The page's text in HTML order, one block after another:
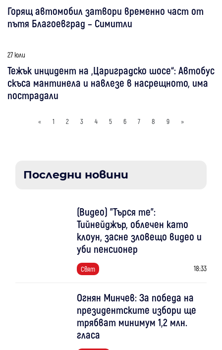
Горящ автомобил затвори временно част от
пътя Благоевград – Симитли
27 юли
Тежък инцидент на „Цариградско шосе“: Автобус
скъса мантинела и навлезе в насрещното, има
пострадали
« 1 2 3 4 5 6 7 8 9 »
Последни новини
(Видео) "Търся те":
Тийнейджър, облечен като
клоун, засне зловещо видео и
уби пенсионер
Свят 18:33
Огнян Минчев: За победа на
президентските избори ще
трябват минимум 1,2 млн.
гласа